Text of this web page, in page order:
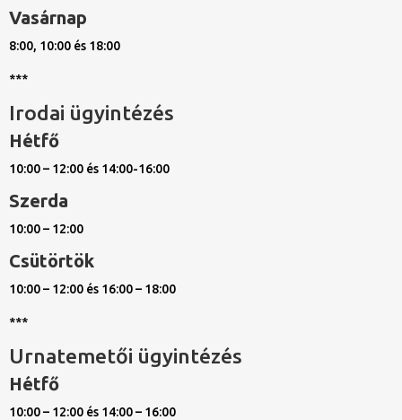
Vasárnap
8:00, 10:00 és 18:00
***
Irodai ügyintézés
Hétfő
10:00 – 12:00 és 14:00-16:00
Szerda
10:00 – 12:00
Csütörtök
10:00 – 12:00 és 16:00 – 18:00
***
Urnatemetői ügyintézés
Hétfő
10:00 – 12:00 és 14:00 – 16:00